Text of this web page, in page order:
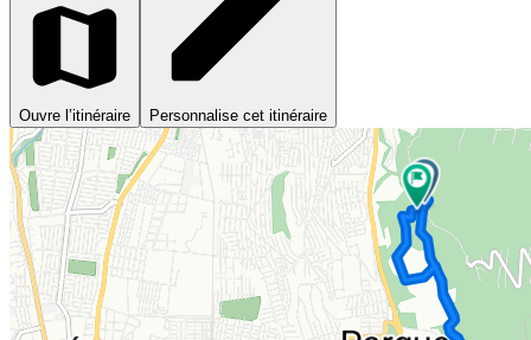
Ouvre l’itinéraire Personnalise cet itinéraire